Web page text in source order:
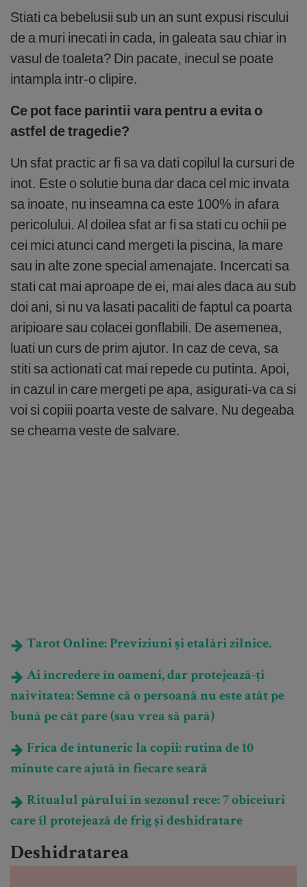
Stiati ca bebelusii sub un an sunt expusi riscului
de a muri inecati in cada, in galeata sau chiar in
vasul de toaleta? Din pacate, inecul se poate
intampla intr-o clipire.
Ce pot face parintii vara pentru a evita o
astfel de tragedie?
Un sfat practic ar fi sa va dati copilul la cursuri de
inot. Este o solutie buna dar daca cel mic invata
sa inoate, nu inseamna ca este 100% in afara
pericolului. Al doilea sfat ar fi sa stati cu ochii pe
cei mici atunci cand mergeti la piscina, la mare
sau in alte zone special amenajate. Incercati sa
stati cat mai aproape de ei, mai ales daca au sub
doi ani, si nu va lasati pacaliti de faptul ca poarta
aripioare sau colacei gonflabili. De asemenea,
luati un curs de prim ajutor. In caz de ceva, sa
stiti sa actionati cat mai repede cu putinta. Apoi,
in cazul in care mergeti pe apa, asigurati-va ca si
voi si copiii poarta veste de salvare. Nu degeaba
se cheama veste de salvare.
Tarot Online: Previziuni și etalări zilnice.
Ai încredere în oameni, dar protejează-ți
naivitatea: Semne că o persoană nu este atât pe
bună pe cât pare (sau vrea să pară)
Frica de întuneric la copii: rutina de 10
minute care ajută în fiecare seară
Ritualul părului în sezonul rece: 7 obiceiuri
care îl protejează de frig și deshidratare
Deshidratarea